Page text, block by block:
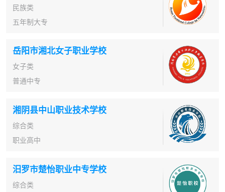
民族类
五年制大专
岳阳市湘北女子职业学校
女子类
普通中专
湘阴县中山职业技术学校
综合类
职业高中
汨罗市楚怡职业中专学校
综合类